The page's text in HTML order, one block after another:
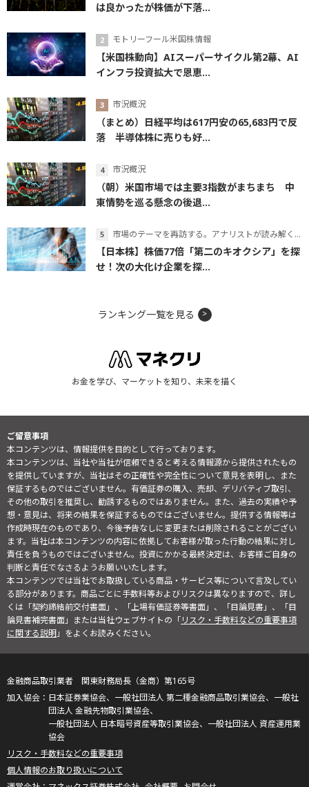
は良かったが株価が下落...
モトリーフール米国株情報
【米国株動向】AIスーパーサイクル第2幕、AI
インフラ投資拡大で恩恵...
市況概況
（まとめ）日経平均は617円安の65,683円で反
落 半導体株に売りも好...
市況概況
（朝）米国市場では主要3指数がまちまち 中
東情勢を巡る懸念の後退...
市場のテーマを再訪する。アナリストが読み解くテーマの本質
【日本株】株価77倍「第二のキオクシア」を探
せ！次の大化け企業を探...
ランキング一覧を見る
お金を学び、マーケットを知り、未来を描く
ご留意事項
本コンテンツは、情報提供を目的として行っております。
本コンテンツは、当社や当社が信頼できると考える情報源から提供されたもの
を提供していますが、当社はその正確性や完全性について意見を表明し、また
保証するものではございません。有価証券の購入、売却、デリバティブ取引、
その他の取引を推奨し、勧誘するものではありません。また、過去の実績や予
想・意見は、将来の結果を保証するものではございません。提供する情報等は
作成時現在のものであり、今後予告なしに変更または削除されることがござい
ます。当社は本コンテンツの内容に依拠してお客様が取った行動の結果に対し
責任を負うものではございません。投資にかかる最終決定は、お客様ご自身の
判断と責任でなさるようお願いいたします。
本コンテンツでは当社でお取扱している商品・サービス等について言及してい
る部分があります。商品ごとに手数料等およびリスクは異なりますので、詳し
くは「契約締結前交付書面」、「上場有価証券等書面」、「目論見書」、「目
論見書補完書面」または当社ウェブサイトの「リスク・手数料などの重要事項
に関する説明」をよくお読みください。
金融商品取引業者 関東財務局長（金商）第165号
日本証券業協会、一般社団法人 第二種金融商品取引業協会、一般社
団法人 金融先物取引業協会、
一般社団法人 日本暗号資産等取引業協会、一般社団法人 資産運用業
協会
リスク・手数料などの重要事項
個人情報のお取り扱いについて